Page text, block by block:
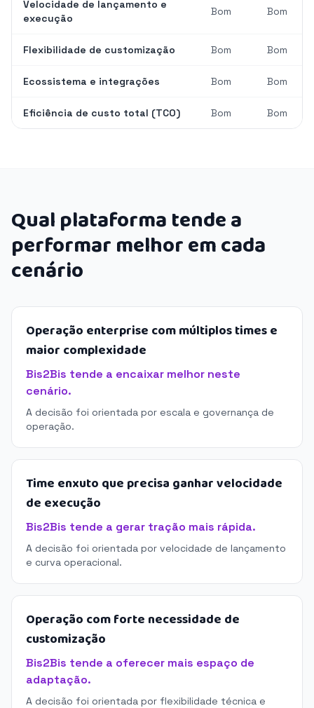
Velocidade de lançamento e
execução
Bom Bom
Flexibilidade de customização Bom Bom
Ecossistema e integrações Bom Bom
Eficiência de custo total (TCO) Bom Bom
Qual plataforma tende a
performar melhor em cada
cenário
Operação enterprise com múltiplos times e
maior complexidade
Bis2Bis tende a encaixar melhor neste
cenário.
A decisão foi orientada por escala e governança de
operação.
Time enxuto que precisa ganhar velocidade
de execução
Bis2Bis tende a gerar tração mais rápida.
A decisão foi orientada por velocidade de lançamento
e curva operacional.
Operação com forte necessidade de
customização
Bis2Bis tende a oferecer mais espaço de
adaptação.
A decisão foi orientada por flexibilidade técnica e